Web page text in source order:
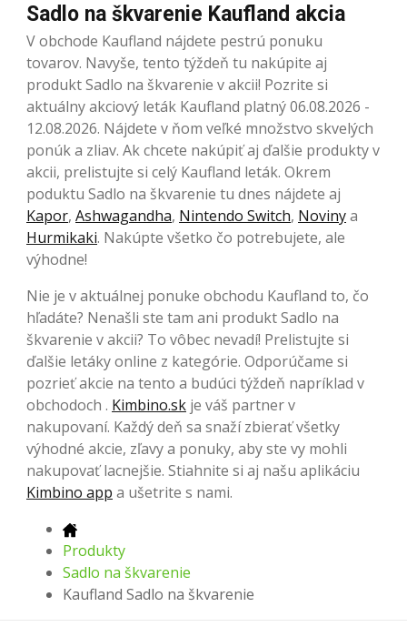
Sadlo na škvarenie Kaufland akcia
V obchode Kaufland nájdete pestrú ponuku
tovarov. Navyše, tento týždeň tu nakúpite aj
produkt Sadlo na škvarenie v akcii! Pozrite si
aktuálny akciový leták Kaufland platný 06.08.2026 -
12.08.2026. Nájdete v ňom veľké množstvo skvelých
ponúk a zliav. Ak chcete nakúpiť aj ďalšie produkty v
akcii, prelistujte si celý Kaufland leták. Okrem
poduktu Sadlo na škvarenie tu dnes nájdete aj
Kapor, Ashwagandha, Nintendo Switch, Novinya
Hurmikaki. Nakúpte všetko čo potrebujete, ale
výhodne!
Nie je v aktuálnej ponuke obchodu Kaufland to, čo
hľadáte? Nenašli ste tam ani produkt Sadlo na
škvarenie v akcii? To vôbec nevadí! Prelistujte si
ďalšie letáky online z kategórie. Odporúčame si
pozrieť akcie na tento a budúci týždeň napríklad v
obchodoch . Kimbino.sk je váš partner v
nakupovaní. Každý deň sa snaží zbierať všetky
výhodné akcie, zľavy a ponuky, aby ste vy mohli
nakupovať lacnejšie. Stiahnite si aj našu aplikáciu
Kimbino app a ušetrite s nami.
Produkty
Sadlo na škvarenie
Kaufland Sadlo na škvarenie